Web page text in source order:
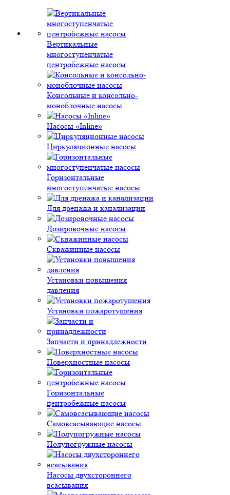
Вертикальные
многоступенчатые
центробежные насосы
Консольные и консольно-
моноблочные насосы
Насосы «Inline»
Циркуляционные насосы
Горизонтальные
многоступенчатые насосы
Для дренажа и канализации
Дозировочные насосы
Скважинные насосы
Установки повышения
давления
Установки пожаротушения
Запчасти и принадлежности
Поверхностные насосы
Горизонтальные
центробежные насосы
Самовсасывающие насосы
Полупогружные насосы
Насосы двухстороннего
всасывания